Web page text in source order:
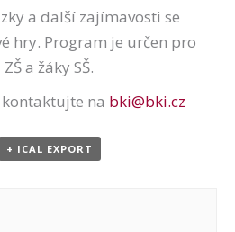
a další zajímavosti se
hry. Program je určen pro
a žáky SŠ.
na bki@bki.cz
+ ICAL EXPORT